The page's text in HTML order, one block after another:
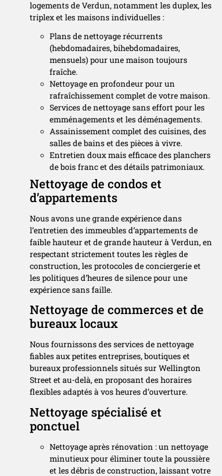
logements de Verdun, notamment les duplex, les
triplex et les maisons individuelles :
Plans de nettoyage récurrents
(hebdomadaires, bihebdomadaires,
mensuels) pour une maison toujours
fraîche.
Nettoyage en profondeur pour un
rafraîchissement complet de votre maison.
Services de nettoyage sans effort pour les
emménagements et les déménagements.
Assainissement complet des cuisines, des
salles de bains et des pièces à vivre.
Entretien doux mais efficace des planchers
de bois franc et des détails patrimoniaux.
Nettoyage de condos et
d’appartements
Nous avons une grande expérience dans
l’entretien des immeubles d’appartements de
faible hauteur et de grande hauteur à Verdun, en
respectant strictement toutes les règles de
construction, les protocoles de conciergerie et
les politiques d’heures de silence pour une
expérience sans faille.
Nettoyage de commerces et de
bureaux locaux
Nous fournissons des services de nettoyage
fiables aux petites entreprises, boutiques et
bureaux professionnels situés sur Wellington
Street et au-delà, en proposant des horaires
flexibles adaptés à vos heures d’ouverture.
Nettoyage spécialisé et
ponctuel
Nettoyage après rénovation : un nettoyage
minutieux pour éliminer toute la poussière
et les débris de construction, laissant votre